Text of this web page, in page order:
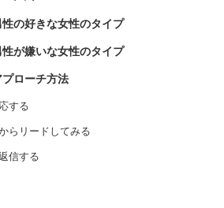
の好きな女性のタイプ
が嫌いな女性のタイプ
ローチ方法
する
らリードしてみる
信する